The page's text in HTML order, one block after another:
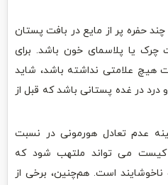
حفره پر از مایع در بافت پستان
یا پلاسمای خون باشد. برای
علامتی نداشته باشد، شاید
در غده پستانی باشد که قبل از
عدم تعادل هورمونی در نسبت
کیست می تواند ملتهب شود که
است. هم‌چنین، برخی از